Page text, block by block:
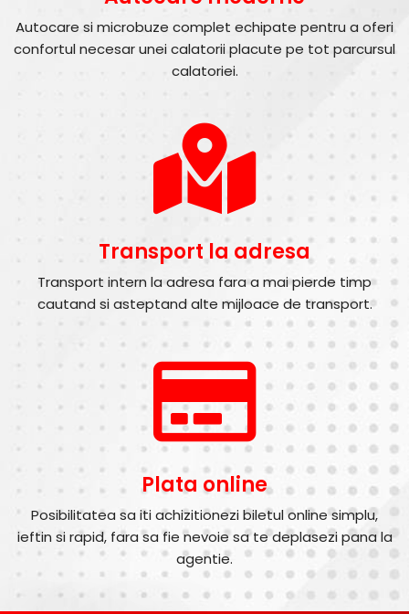
Autocare si microbuze complet echipate pentru a oferi
confortul necesar unei calatorii placute pe tot parcursul
calatoriei.
Transport la adresa
Transport intern la adresa fara a mai pierde timp
cautand si asteptand alte mijloace de transport.
Plata online
Posibilitatea sa iti achizitionezi biletul online simplu,
ieftin si rapid, fara sa fie nevoie sa te deplasezi pana la
agentie.